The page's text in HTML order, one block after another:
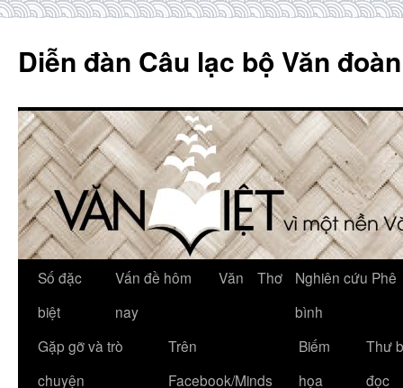
content
Diễn đàn Câu lạc bộ Văn
Số đặc
biệt
Vấn đề hôm
nay
Văn Thơ
Nghiên cứu Phê
bình
Gặp gỡ và trò
chuyện
Trên
Facebook/Minds
Biếm
họa
Thư
đọc